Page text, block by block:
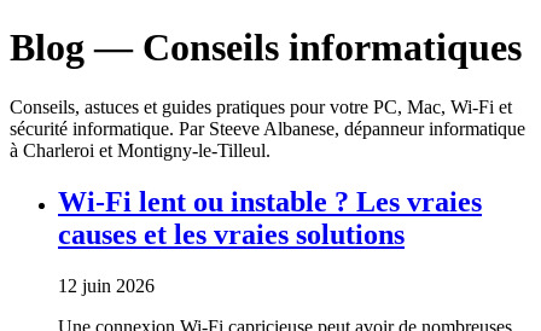
Blog — Conseils informatiques
Conseils, astuces et guides pratiques pour votre PC, Mac, Wi-Fi et
sécurité informatique. Par Steeve Albanese, dépanneur informatique
à Charleroi et Montigny-le-Tilleul.
Wi-Fi lent ou instable ? Les vraies
causes et les vraies solutions
12 juin 2026
Une connexion Wi-Fi capricieuse peut avoir de nombreuses